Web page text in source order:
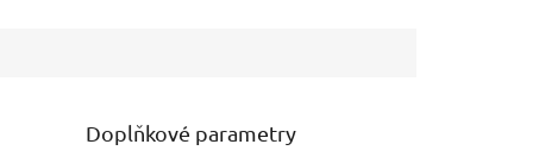
Doplňkové parametry